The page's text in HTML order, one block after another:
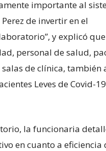
importante al
de invertir en el
y explicó que
personal de salud,
de clínica, también
Leves de Covid-
la funcionaria
en cuanto a eficiencia